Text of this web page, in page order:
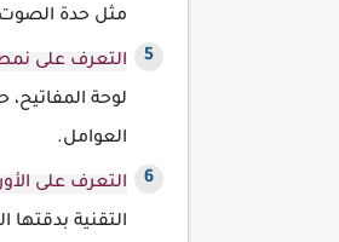
مثل حدة
التعرف على نمط
لوحة
العوامل.
التعرف على
التقنية بدقتها